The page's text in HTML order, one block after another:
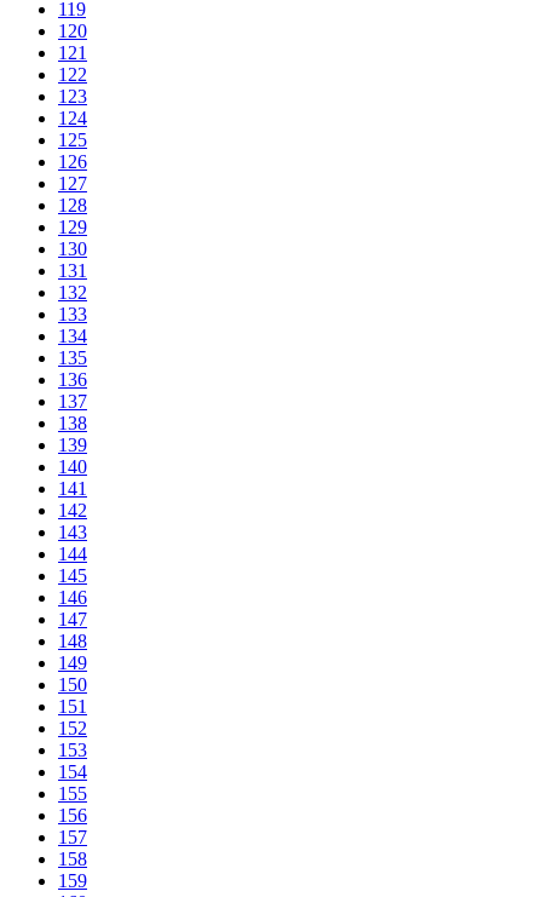
119
120
121
122
123
124
125
126
127
128
129
130
131
132
133
134
135
136
137
138
139
140
141
142
143
144
145
146
147
148
149
150
151
152
153
154
155
156
157
158
159